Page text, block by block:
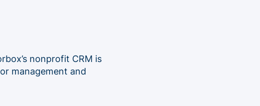
nonprofit CRM is
management and